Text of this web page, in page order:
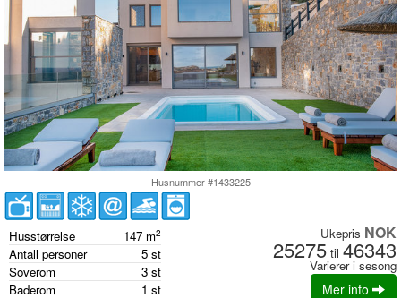
Husnummer #1433225
Husstørrelse 147 m2
Antall personer 5 st
Soverom
3 st
Baderom
1 st
Ukepris NOK
25275 til 46343
Varierer i sesong
Mer info